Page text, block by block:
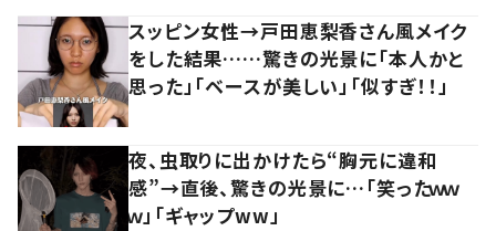
スッピン女性→戸田恵梨香さん風メイク
をした結果……驚きの光景に「本人かと
思った」「ベースが美しい」「似すぎ！！」
夜、虫取りに出かけたら“胸元に違和
感”→直後、驚きの光景に…「笑ったｗｗ
ｗ」「ギャップww」